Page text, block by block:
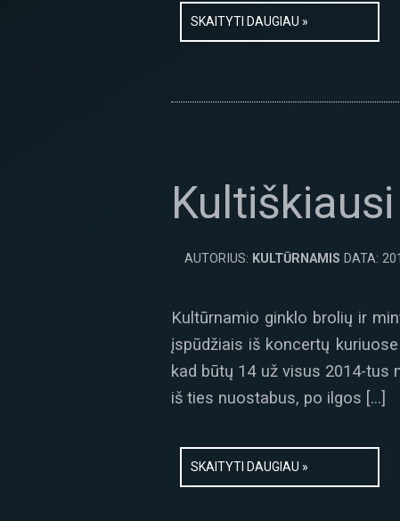
SKAITYTI DAUGIAU »
AUTORIUS: KULTŪRNAMIS DATA:
Kultūrnamio ginklo brolių ir
įspūdžiais iš koncertų
kad būtų 14 už visus 2014-tus
iš ties nuostabus, po ilgos […]
SKAITYTI DAUGIAU »